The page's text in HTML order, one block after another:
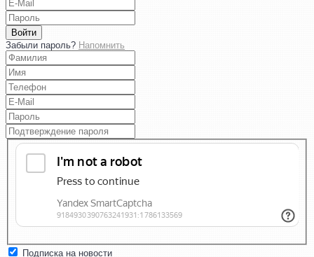
Войти
Забыли пароль? Напомнить
Подписка на новости